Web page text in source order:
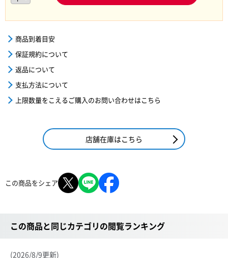
商品到着目安
保証規約について
返品について
支払方法について
上限数量をこえるご購入のお問い合わせはこちら
店舗在庫はこちら
この商品をシェア
この商品と同じカテゴリの閲覧ランキング
(2026/8/9更新)